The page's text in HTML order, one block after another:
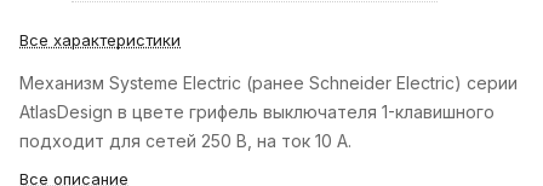
Все характеристики
Механизм Systeme Electric (ранее Schneider Electric) серии
AtlasDesign в цвете грифель выключателя 1-клавишного
подходит для сетей 250 В, на ток 10 А.
Все описание